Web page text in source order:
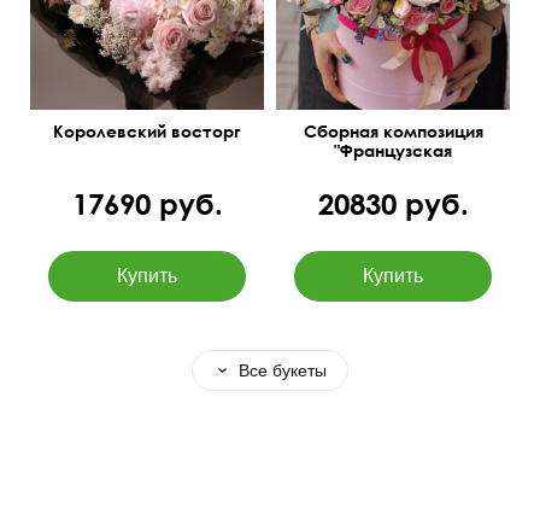
Королевский восторг
17690 руб.
Сборная композиция
"Французская
20830 руб.
Все букеты